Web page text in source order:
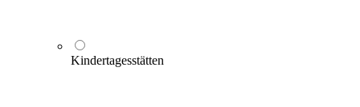
Kindertagesstätten